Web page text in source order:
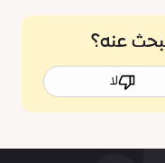
عنه؟
لا